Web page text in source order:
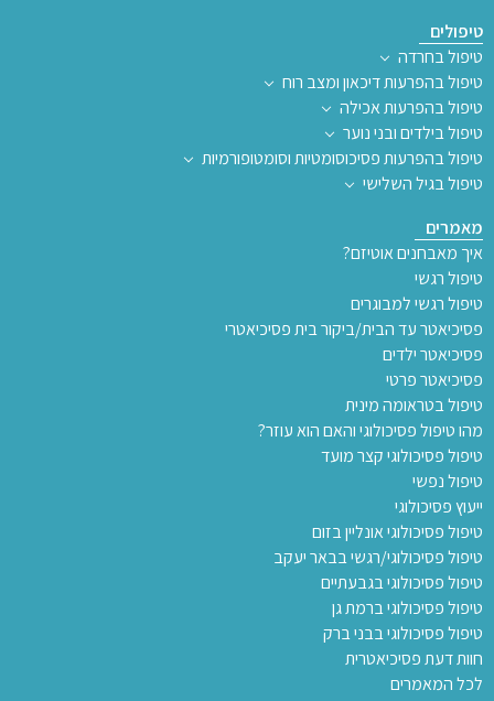
טיפולים
טיפול בחרדה
טיפול בהפרעות דיכאון ומצב רוח
טיפול בהפרעות אכילה
טיפול בילדים ובני נוער
טיפול בהפרעות פסיכוסומטיות וסומטופורמיות
טיפול בגיל השלישי
מאמרים
איך מאבחנים אוטיזם?
טיפול רגשי
טיפול רגשי למבוגרים
פסיכיאטר עד הבית/ביקור בית פסיכיאטרי
פסיכיאטר ילדים
פסיכיאטר פרטי
טיפול בטראומה מינית
מהו טיפול פסיכולוגי והאם הוא עוזר?
טיפול פסיכולוגי קצר מועד
טיפול נפשי
ייעוץ פסיכולוגי
טיפול פסיכולוגי אונליין בזום
טיפול פסיכולוגי/רגשי בבאר יעקב
טיפול פסיכולוגי בגבעתיים
טיפול פסיכולוגי ברמת גן
טיפול פסיכולוגי בבני ברק
חוות דעת פסיכיאטרית
לכל המאמרים